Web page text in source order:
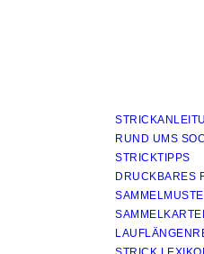
RUND UMS
STRICKTIPPS
DRUCKBARES